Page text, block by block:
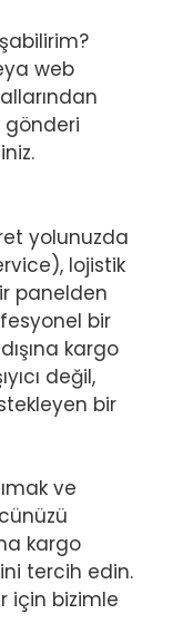
web
gönderi
yolunuzda
lojistik
panelden
bir
kargo
değil,
bir
ve
kargo
tercih edin.
için bizimle